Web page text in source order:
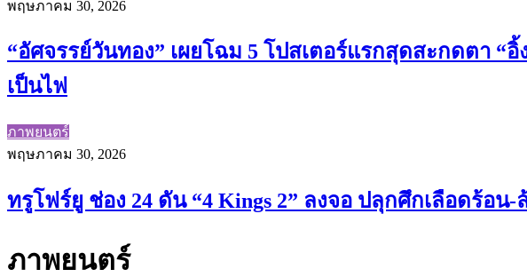
พฤษภาคม 30, 2026
“อัศจรรย์วันทอง” เผยโฉม 5 โปสเตอร์แรกสุดสะกดตา
เป็นไฟ
ภาพยนตร์
พฤษภาคม 30, 2026
ทรูโฟร์ยู ช่อง 24 ดัน “4 Kings 2” ลงจอ ปลุกศึกเลือดร้อ
ภาพยนตร์